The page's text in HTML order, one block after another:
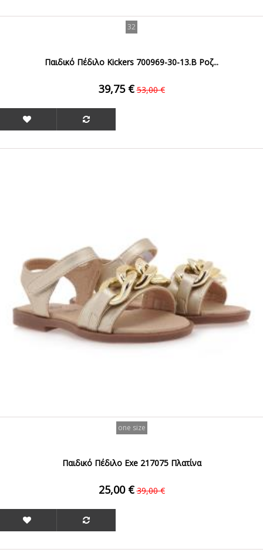
32
Παιδικό Πέδιλο Kickers 700969-30-13.B Ροζ...
39,75 € 53,00 €
one size
Παιδικό Πέδιλο Exe 217075 Πλατίνα
25,00 € 39,00 €